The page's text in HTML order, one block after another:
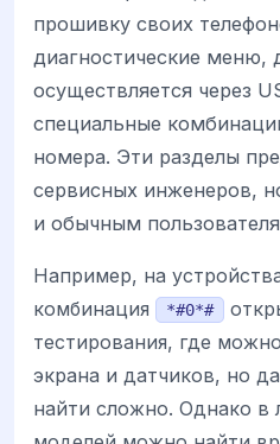
прошивку своих
диагностические меню,
осуществляется через
специальные
номера. Эти разделы
сервисных инженеров,
и обычным
Например, на
комбинация
*#0*#
тестирования, где
экрана и датчиков, но
найти сложно. Однако в